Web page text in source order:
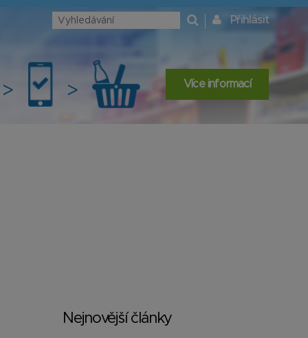
Přihlásit
> > Více informací
Nejnovější články